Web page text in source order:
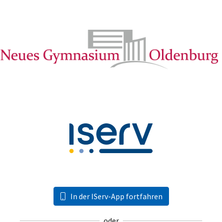
In der IServ-App fortfahren